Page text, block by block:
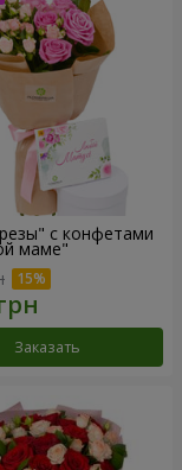
с конфетами
маме"
Заказать